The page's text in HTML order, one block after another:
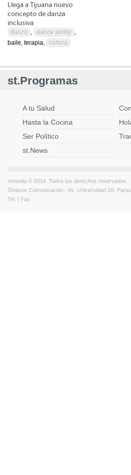
Llega a Tijuana nuevo
concepto de danza
inclusiva
danza , dance ability ,
baile, terapia,
cultura
st.Programas
A tu Salud
Hasta la Cocina
Ser Político
st.News
stmedia © 2014. Todos los derechos reservados.
Síntesis Comunicación - Av. Universidad 2A,
Tel. | Fax